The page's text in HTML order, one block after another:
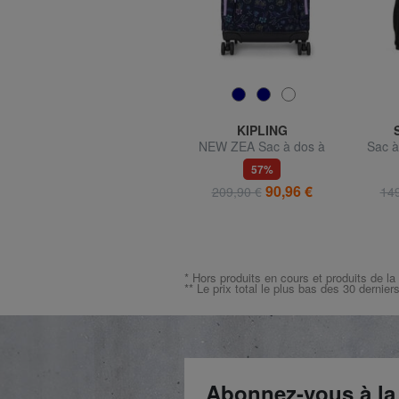
KIPLING
NEW ZEA Sac à dos à
roulettes avec support pour
ordinateur portable
57%
209,90 € 90,96 €
Sac
* Hors produits en cours et produits de la
** Le prix total le plus bas des 30
Abonnez-vous à